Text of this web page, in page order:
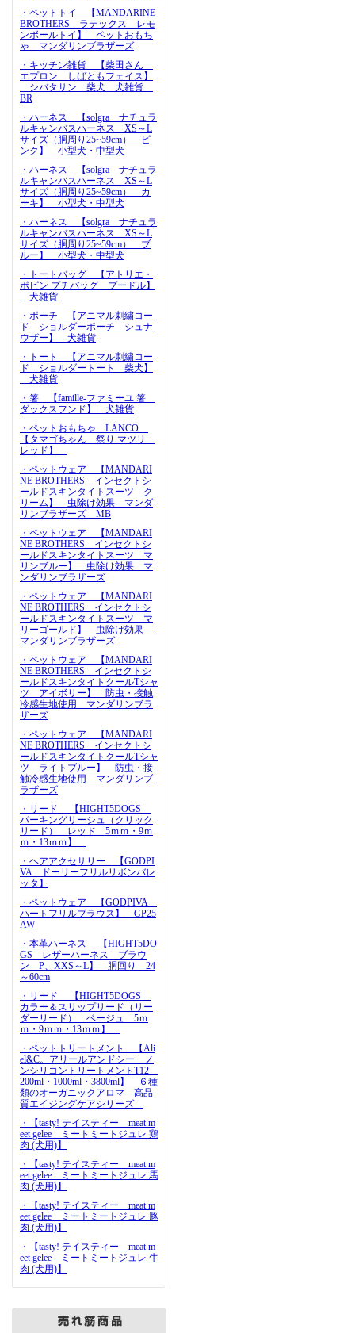
・ペットトイ 【MANDARINE
BROTHERS ラテックス レモ
ンボールトイ】 ペットおもち
ゃ マンダリンブラザーズ
・キッチン雑貨 【柴田さん
エプロン しばともフェイス】
シバタサン 柴犬 犬雑貨
BR
・ハーネス 【solgra ナチュラ
ルキャンバスハーネス XS～L
サイズ（胴周り25~59cm） ピ
ンク】 小型犬・中型犬
・ハーネス 【solgra ナチュラ
ルキャンバスハーネス XS～L
サイズ（胴周り25~59cm） カ
ーキ】 小型犬・中型犬
・ハーネス 【solgra ナチュラ
ルキャンバスハーネス XS～L
サイズ（胴周り25~59cm） ブ
ルー】 小型犬・中型犬
・トートバッグ 【アトリエ・
ポピン プチバッグ プードル】
犬雑貨
・ポーチ 【アニマル刺繍コー
ド ショルダーポーチ シュナ
ウザー】 犬雑貨
・トート 【アニマル刺繍コー
ド ショルダートート 柴犬】
犬雑貨
・箸 【famille-ファミーユ 箸
ダックスフンド】 犬雑貨
・ペットおもちゃ LANCO
【タマゴちゃん 祭り マツリ
レッド】
・ペットウェア 【MANDARI
NE BROTHERS インセクトシ
ールドスキンタイトスーツ ク
リーム】 虫除け効果 マンダ
リンブラザーズ MB
・ペットウェア 【MANDARI
NE BROTHERS インセクトシ
ールドスキンタイトスーツ マ
リンブルー】 虫除け効果 マ
ンダリンブラザーズ
・ペットウェア 【MANDARI
NE BROTHERS インセクトシ
ールドスキンタイトスーツ マ
リーゴールド】 虫除け効果
マンダリンブラザーズ
・ペットウェア 【MANDARI
NE BROTHERS インセクトシ
ールドスキンタイトクールTシャ
ツ アイボリー】 防虫・接触
冷感生地使用 マンダリンブラ
ザーズ
・ペットウェア 【MANDARI
NE BROTHERS インセクトシ
ールドスキンタイトクールTシャ
ツ ライトブルー】 防虫・接
触冷感生地使用 マンダリンブ
ラザーズ
・リード 【HIGHT5DOGS
パーキングリーシュ（クリック
リード） レッド 5ｍｍ・9ｍ
ｍ・13ｍｍ】
・ヘアアクセサリー 【GODPI
VA ドーリーフリルリボンバレ
ッタ】
・ペットウェア 【GODPIVA
ハートフリルブラウス】 GP25
AW
・本革ハーネス 【HIGHT5DO
GS レザーハーネス ブラウ
ン P、XXS～L】 胴回り 24
～60cm
・リード 【HIGHT5DOGS
カラー＆スリップリード（リー
ダーリード） ベージュ 5ｍ
ｍ・9ｍｍ・13ｍｍ】
・ペットトリートメント 【Ali
el&C。アリールアンドシー ノ
ンシリコントリートメントT12
200ml・1000ml・3800ml】 ６種
類のオーガニックアロマ 高品
質エイジングケアシリーズ
・【tasty! テイスティー meat m
eet gelee ミートミートジュレ 鶏
肉 (犬用)】
・【tasty! テイスティー meat m
eet gelee ミートミートジュレ 馬
肉 (犬用)】
・【tasty! テイスティー meat m
eet gelee ミートミートジュレ 豚
肉 (犬用)】
・【tasty! テイスティー meat m
eet gelee ミートミートジュレ 牛
肉 (犬用)】